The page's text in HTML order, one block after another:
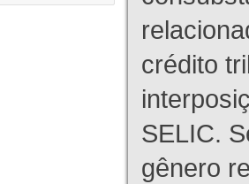
crédito
SELIC.
gênero